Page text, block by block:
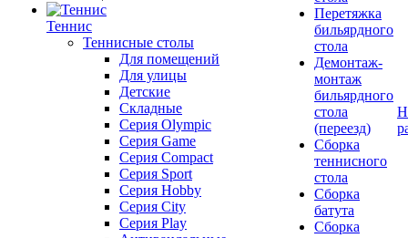
Теннис
Теннисные столы
Для помещений
Для улицы
Детские
Складные
Серия Olympic
Серия Game
Серия Compact
Серия Sport
Серия Hobby
Серия City
Серия Play
Перетяжка
бильярдного
стола
Демонтаж-
монтаж
бильярдного
стола
(переезд)
Сборка
теннисного
стола
Сборка
батута
Сборка